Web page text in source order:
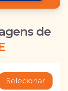
de
Selecionar